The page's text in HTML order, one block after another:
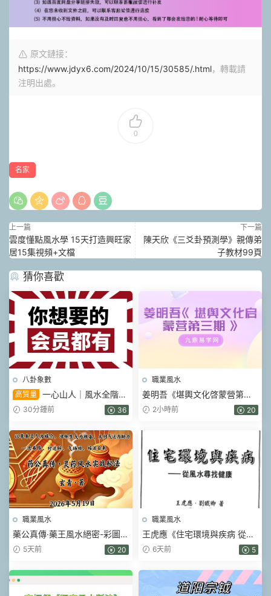
原文鏈接：
https://www.jdyx6.com/2024/10/15/30585/.html，轉載請
注明出處。
0
名家
上一篇
雲度懂點風水學 15天打造興旺家
居15集視頻+文檔
下一篇
陳天欣《三爻卦預測學》親傳弟
子教材99頁
猜你喜歡
八卦象數
高質量 一心山人｜風水全階
113集系統課，從入門到實戰一
30分鍾前 36
職業風水
姜明吾《堪輿文化啓蒙營第三
期》17集視頻
2小時前 20
職業風水
藥公真傳·藥王風水絕密-彩圖原
版-玄青.pdf 202頁
5天前 20
職業風水
王虎應《住宅環境與疾病 從風
水尋找健康》428頁.pdf
6天前 5